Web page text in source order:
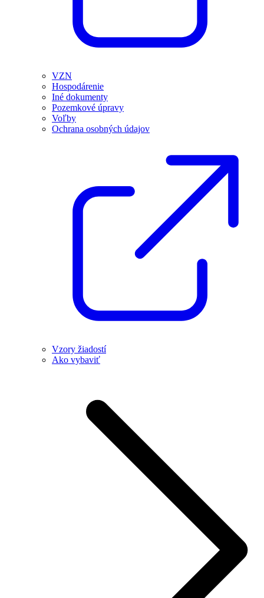
VZN
Hospodárenie
Iné dokumenty
Pozemkové úpravy
Voľby
Ochrana osobných údajov
Vzory žiadostí
Ako vybaviť